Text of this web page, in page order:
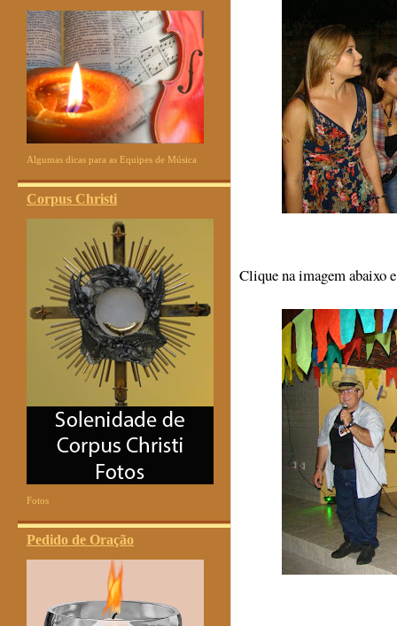
Algumas dicas para as Equipes de Música
Corpus Christi
Fotos
Pedido de Oração
Clique na imagem abaixo